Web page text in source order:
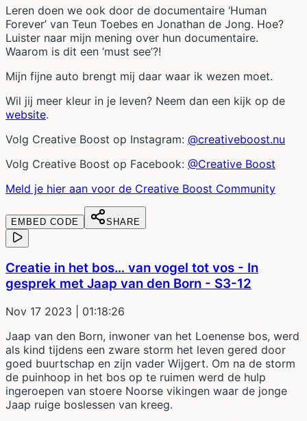
Leren doen we ook door de documentaire ‘Human
Forever’ van Teun Toebes en Jonathan de Jong. Hoe?
Luister naar mijn mening over hun documentaire.
Waarom is dit een ‘must see’?!
Mijn fijne auto brengt mij daar waar ik wezen moet.
Wil jij meer kleur in je leven? Neem dan een kijk op de
website.
Volg Creative Boost op Instagram: @creativeboost.nu
Volg Creative Boost op Facebook: @Creative Boost
Meld je hier aan voor de Creative Boost Community
EMBED CODE SHARE
Creatie in het bos… van vogel tot vos - In
gesprek met Jaap van den Born - S3-12
Nov 17 2023 | 01:18:26
Jaap van den Born, inwoner van het Loenense bos, werd
als kind tijdens een zware storm het leven gered door
goed buurtschap en zijn vader Wijgert. Om na de storm
de puinhoop in het bos op te ruimen werd de hulp
ingeroepen van stoere Noorse vikingen waar de jonge
Jaap ruige boslessen van kreeg.